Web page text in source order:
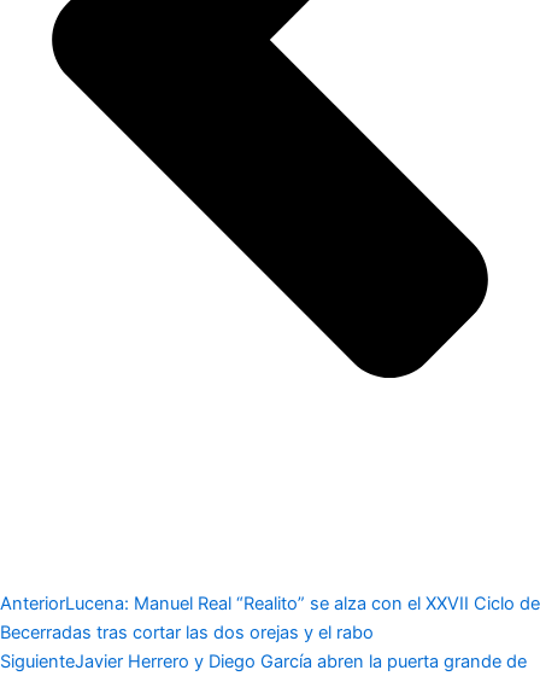
AnteriorLucena: Manuel Real “Realito” se alza con el XXVII Ciclo de
Becerradas tras cortar las dos orejas y el rabo
SiguienteJavier Herrero y Diego García abren la puerta grande de